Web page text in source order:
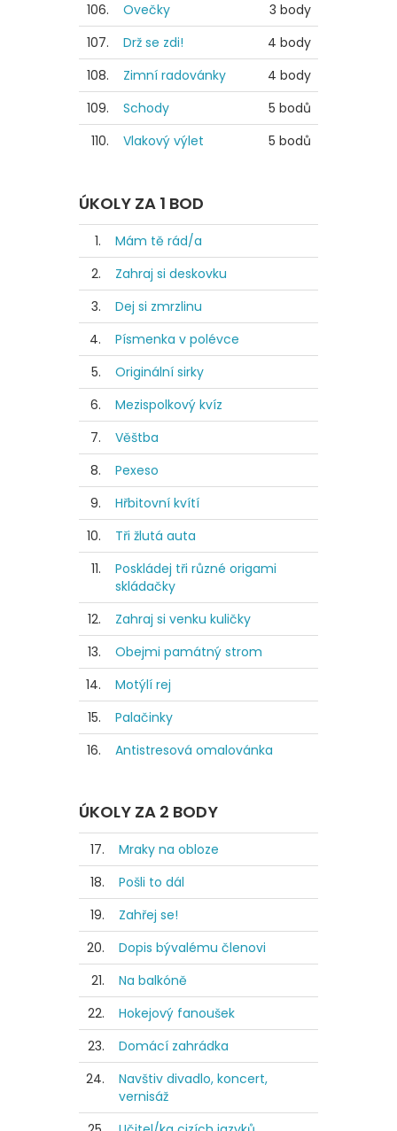
106.
Ovečky
3 body
107.
Drž se zdi!
4 body
108.
Zimní radovánky
4 body
109.
Schody
5 bodů
110.
Vlakový výlet 5 bodů
ÚKOLY ZA 1 BOD
1.
Mám tě rád/a
2.
Zahraj si deskovku
3.
Dej si zmrzlinu
4.
Písmenka v polévce
5.
Originální sirky
6.
Mezispolkový kvíz
7.
Věštba
8.
Pexeso
9.
Hřbitovní kvítí
10.
Tři žlutá auta
11.
Poskládej tři různé origami
skládačky
12.
Zahraj si venku kuličky
13.
Obejmi památný strom
14.
Motýlí rej
15.
Palačinky
16.
Antistresová omalovánka
ÚKOLY ZA 2 BODY
17.
Mraky na obloze
18.
Pošli to dál
19.
Zahřej se!
20.
Dopis bývalému členovi
21.
Na balkóně
22.
Hokejový fanoušek
23.
Domácí zahrádka
24.
Navštiv divadlo, koncert,
vernisáž